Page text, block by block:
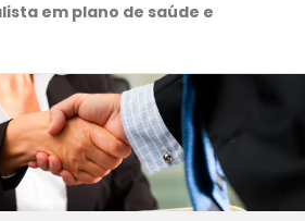
em plano de saúde e